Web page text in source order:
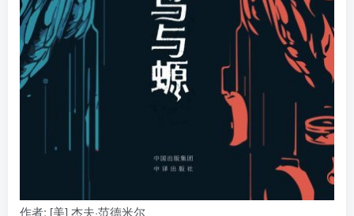
作者: [美] 杰夫·范德米尔
社交账号登录